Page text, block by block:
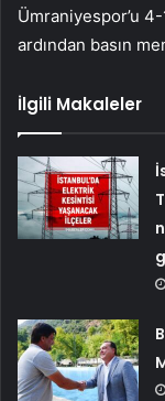
Ümraniyespor’u 4-
ardından basın
İlgili Makaleler